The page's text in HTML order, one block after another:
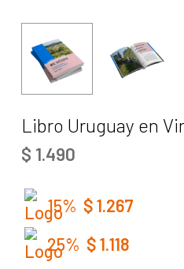
Libro Uruguay en
$ 1.490
15% $1.267
25% $1.118